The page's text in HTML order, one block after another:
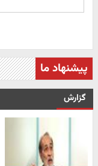
پیشنهاد ما
گزارش